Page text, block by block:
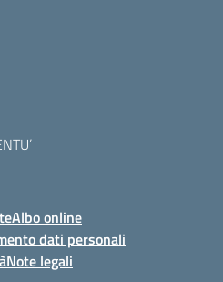
Albo online
dati personali
Note legali